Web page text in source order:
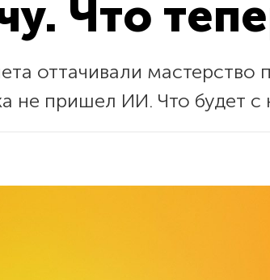
Что
оттачивали мастерство
не пришел ИИ. Что будет с